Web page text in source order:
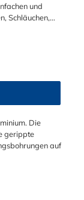
und
Schläuchen,
Schelle der
10S M30 x 300 - 11S M30 x 450 - 12S M30 x 560 -